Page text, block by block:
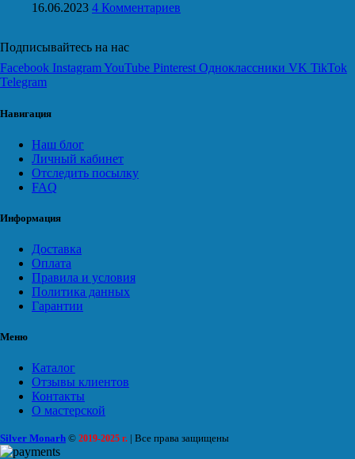
16.06.2023 4 Комментариев
Подписывайтесь на нас
Facebook InstagramYouTube Pinterest Одноклассники VK TikTok
Telegram
Навигация
Наш блог
Личный кабинет
Отследить посылку
FAQ
Информация
Доставка
Оплата
Правила и условия
Политика данных
Гарантии
Меню
Каталог
Отзывы клиентов
Контакты
О мастерской
Silver Monarh © 2019-2025 г. | Все права защищены